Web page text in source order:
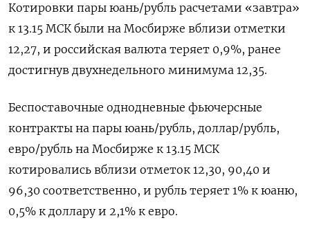
Котировки пары юань/рубль расчетами «завтра»
к 13.15 МСК были на Мосбирже вблизи отметки
12,27, и российская валюта теряет 0,9%, ранее
достигнув двухнедельного минимума 12,35.
Беспоставочные однодневные фьючерсные
контракты на пары юань/рубль, доллар/рубль,
евро/рубль на Мосбирже к 13.15 МСК
котировались вблизи отметок 12,30, 90,40 и
96,30 соответственно, и рубль теряет 1% к юаню,
0,5% к доллару и 2,1% к евро.